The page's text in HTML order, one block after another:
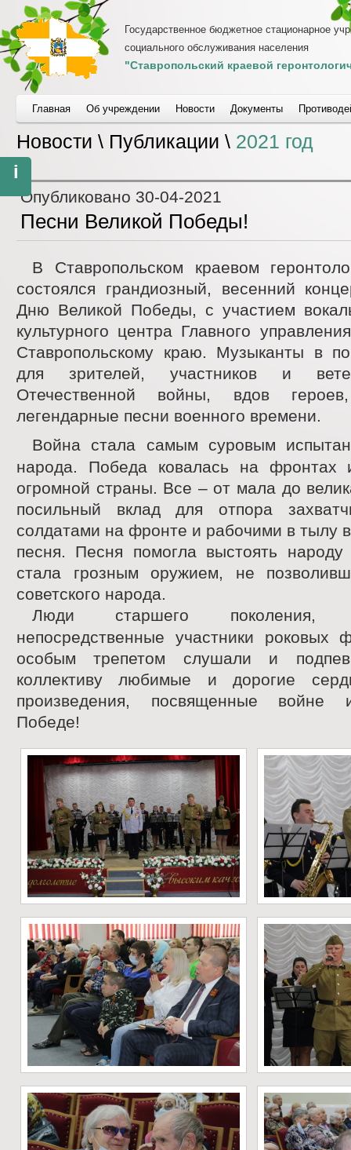
Государственное бюджетное стационарное
социального обслуживания населения
"Ставропольский краевой
i
Главная Об учреждении Новости Документы
Новости \ Публикации \ 2021 год
Опубликовано 30-04-2021
Песни Великой Победы!
В Ставропольском краевом
состоялся грандиозный, весенний
Дню Великой Победы, с участием
культурного центра Главного
Ставропольскому краю. Музыканты в
для зрителей, участников и
Отечественной войны, вдов
легендарные песни военного времени.
Война стала самым суровым
народа. Победа ковалась на
огромной страны. Все – от мала до
посильный вклад для отпора
солдатами на фронте и рабочими в тылу
песня. Песня помогла выстоять
стала грозным оружием, не
советского народа.
Люди старшего поколения,
непосредственные участники роковых
особым трепетом слушали и
коллективу любимые и дорогие
произведения, посвященные войне
Победе!